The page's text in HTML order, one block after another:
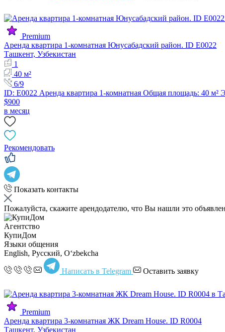
Premium
Аренда квартира 1-комнатная Юнусабадский район. ID E0022
Ташкент, Узбекистан
1
40 м²
6/9
ID: E0022 Аренда квартира 1-комнатная Общая площадь: 40
$900
в месяц
Рекомендовать
Показать контакты
Пожалуйста, скажите арендодателю, что Вы нашли это
Агентство
КупиДом
Языки общения
English, Русский, Oʻzbekcha
Написать в Telegram Оставить заявку
Premium
Аренда квартира 3-комнатная ЖК Dream House. ID R0004
Ташкент, Узбекистан